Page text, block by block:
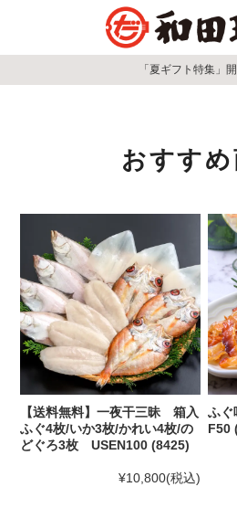
「夏ギフト特集」
おすすめ
【送料無料】一夜干三昧 箱入
ふぐ4枚/いか3枚/かれい4枚/の
どぐろ3枚 USEN100 (8425)
¥10,800(税込)
ふ
F50